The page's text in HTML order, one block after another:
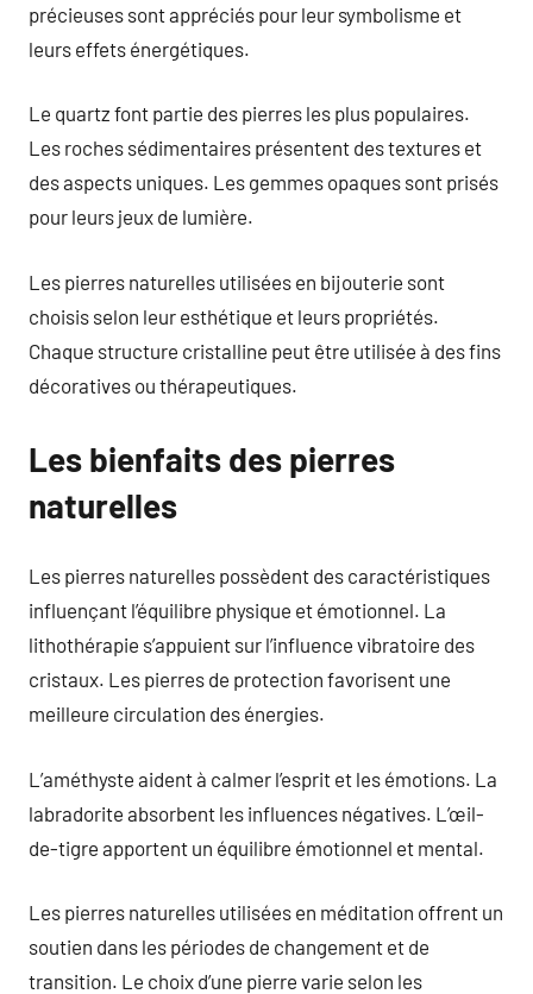
précieuses sont appréciés pour leur symbolisme et
leurs effets énergétiques.
Le quartz font partie des pierres les plus populaires.
Les roches sédimentaires présentent des textures et
des aspects uniques. Les gemmes opaques sont prisés
pour leurs jeux de lumière.
Les pierres naturelles utilisées en bijouterie sont
choisis selon leur esthétique et leurs propriétés.
Chaque structure cristalline peut être utilisée à des fins
décoratives ou thérapeutiques.
Les bienfaits des pierres
naturelles
Les pierres naturelles possèdent des caractéristiques
influençant l’équilibre physique et émotionnel. La
lithothérapie s’appuient sur l’influence vibratoire des
cristaux. Les pierres de protection favorisent une
meilleure circulation des énergies.
L’améthyste aident à calmer l’esprit et les émotions. La
labradorite absorbent les influences négatives. L’œil-
de-tigre apportent un équilibre émotionnel et mental.
Les pierres naturelles utilisées en méditation offrent un
soutien dans les périodes de changement et de
transition. Le choix d’une pierre varie selon les